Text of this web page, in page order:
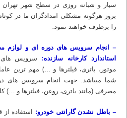
سیار و شبانه روزی در سطح شهر تهران
بروز هرگونه مشکلی امدادگران ما در
را برطرف خواهند نمود.
– انجام سرویس های دوره ای و
استاندارد کارخانه سازنده: سرویس های
موتور، باتری، فیلترها و …) مهم ترین
شما میباشد. جهت انجام سرویس های
مصرفی (مانند باتری، روغن، فیلترها و …)
– باطل نشدن گارانتی خودرو: استفاده